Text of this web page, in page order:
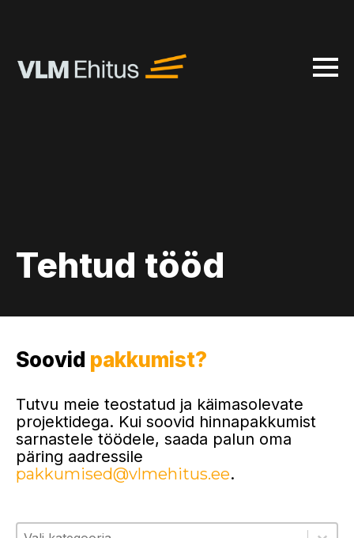
Tehtud tööd
Soovid pakkumist?
Tutvu meie teostatud ja käimasolevate
projektidega. Kui soovid hinnapakkumist
sarnastele töödele, saada palun oma
päring aadressile
pakkumised@vlmehitus.ee.
Kategooria
Select content